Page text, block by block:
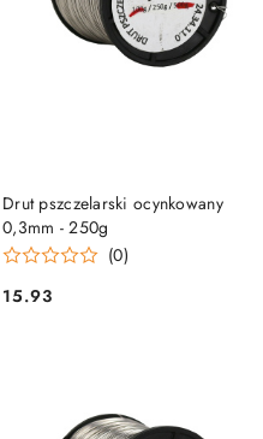
Drut pszczelarski ocynkowany
0,3mm - 250g
(0)
Cena:
15.93
DO KOSZYKA